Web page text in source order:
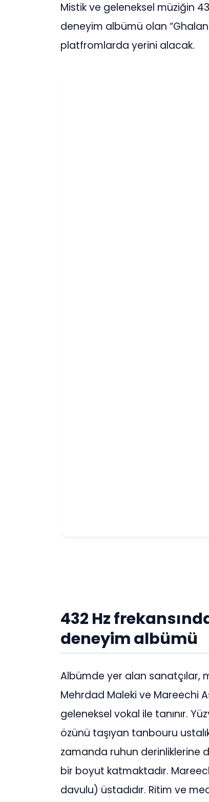
Mistik ve geleneksel müziğin
deneyim albümü olan
platfromlarda yerini alacak.
432 Hz
deneyim albümü
Albümde yer alan sanatçılar,
Mehrdad Maleki ve Mareechi
geleneksel vokal ile tanınır.
özünü taşıyan tanbouru
zamanda ruhun derinliklerine
bir boyut katmaktadır.
davulu) üstadıdır. Ritim ve